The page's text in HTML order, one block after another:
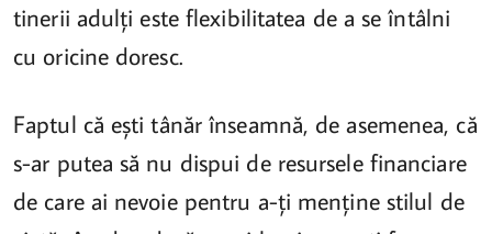
tinerii adulți este flexibilitatea de a se întâlni
cu oricine doresc.
Faptul că ești tânăr înseamnă, de asemenea, că
s-ar putea să nu dispui de resursele financiare
de care ai nevoie pentru a-ți menține stilul de